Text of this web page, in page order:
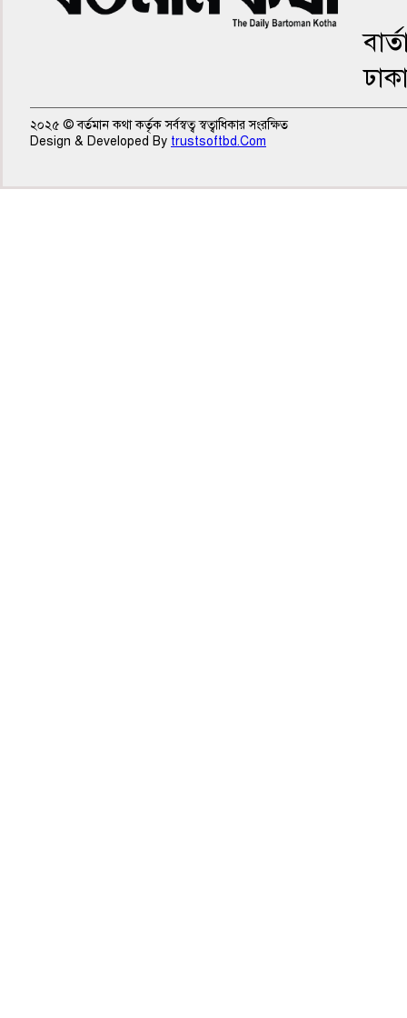
২০২৫ © বর্তমান কথা কর্তৃক সর্বস্বত্ব স্বত্বাধিকার সংরক্ষিত
Design & Developed By trustsoftbd.Com